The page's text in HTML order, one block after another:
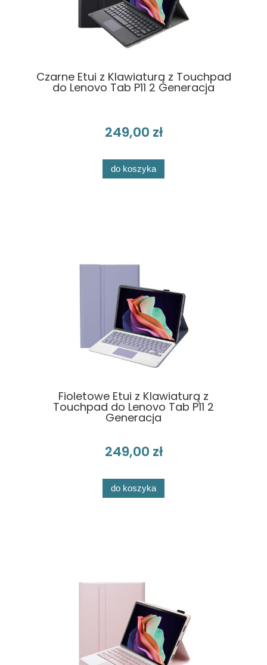
Czarne Etui z Klawiaturą z Touchpad
do Lenovo Tab P11 2 Generacja
249,00 zł
do koszyka
Fioletowe Etui z Klawiaturą z
Touchpad do Lenovo Tab P11 2
Generacja
249,00 zł
do koszyka